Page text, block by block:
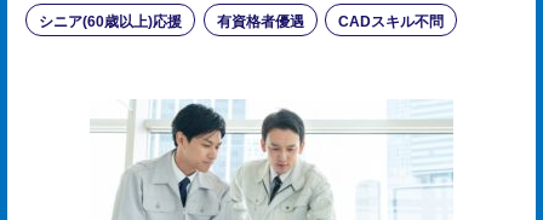
シニア(60歳以上)応援 有資格者優遇 CADスキル不問